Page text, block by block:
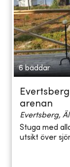
6 bäddar
arenan
Evertsberg,
Stuga med
utsikt över